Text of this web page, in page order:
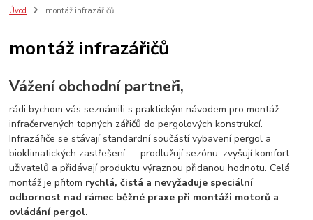
Úvod montáž infrazářičů
montáž infrazářičů
Vážení obchodní partneři,
rádi bychom vás seznámili s praktickým návodem pro montáž
infračervených topných zářičů do pergolových konstrukcí.
Infrazářiče se stávají standardní součástí vybavení pergol a
bioklimatických zastřešení — prodlužují sezónu, zvyšují komfort
uživatelů a přidávají produktu výraznou přidanou hodnotu. Celá
montáž je přitom rychlá, čistá a nevyžaduje speciální
odbornost nad rámec běžné praxe při montáži motorů a
ovládání pergol.